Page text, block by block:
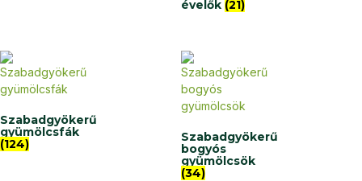
évelők (21)
Szabadgyökerű
gyümölcsfák
(124)
Szabadgyökerű
bogyós
gyümölcsök
(34)